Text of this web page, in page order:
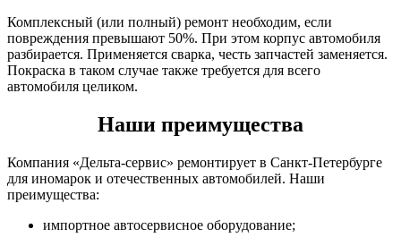
Комплексный (или полный) ремонт необходим, если
повреждения превышают 50%. При этом корпус автомобиля
разбирается. Применяется сварка, честь запчастей заменяется.
Покраска в таком случае также требуется для всего
автомобиля целиком.
Наши преимущества
Компания «Дельта-сервис» ремонтирует в Санкт-Петербурге
для иномарок и отечественных автомобилей. Наши
преимущества:
импортное автосервисное оборудование;